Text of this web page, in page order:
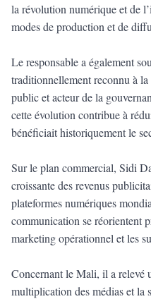
la révolution numérique et de
modes de production et de
Le responsable a également
traditionnellement reconnu à
public et acteur de la
cette évolution contribue à
bénéficiait historiquement le
Sur le plan commercial, Sidi
croissante des revenus
plateformes numériques
communication se réorientent
marketing opérationnel et les
Concernant le Mali, il a relevé
multiplication des médias et la